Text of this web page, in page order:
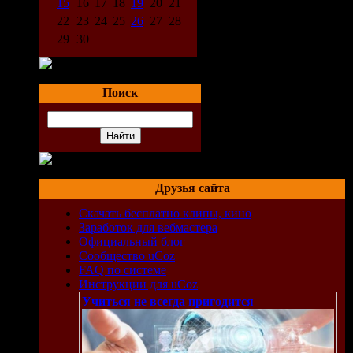
15
16 17 18 19 20 21
22
23 24 25 26 27 28
29 30
Поиск
Друзья сайта
Скачать бесплатно клипы, кино
Заработок для вебмастера
Официальный блог
Сообщество uCoz
FAQ по системе
Инструкции для uCoz
Учиться не всегда пригодится